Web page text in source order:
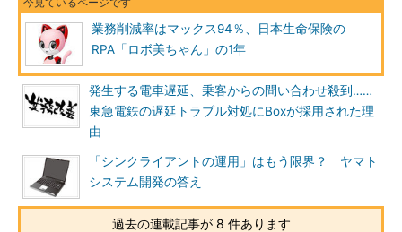
業務削減率はマックス94％、日本生命保険の
RPA「ロボ美ちゃん」の1年
発生する電車遅延、乗客からの問い合わせ殺到……
東急電鉄の遅延トラブル対処にBoxが採用された理
由
「シンクライアントの運用」はもう限界？ ヤマト
システム開発の答え
過去の連載記事が 8 件あります